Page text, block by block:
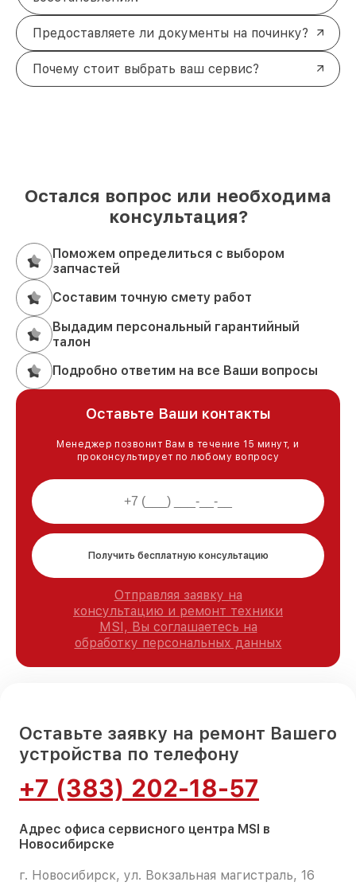
Предоставляете ли документы на починку?
Почему стоит выбрать ваш сервис?
Остался вопрос или необходима
консультация?
Поможем определиться с выбором
запчастей
Составим точную смету работ
Выдадим персональный гарантийный
талон
Подробно ответим на все Ваши вопросы
Оставьте Ваши контакты
Менеджер позвонит Вам в течение 15 минут, и
проконсультирует по любому вопросу
Получить бесплатную консультацию
Отправляя заявку на
консультацию и ремонт техники
MSI, Вы соглашаетесь на
обработку персональных данных
Оставьте заявку на ремонт Вашего
устройства по телефону
+7 (383) 202-18-57
Адрес офиса сервисного центра MSI в
Новосибирске
г. Новосибирск, ул. Вокзальная магистраль, 16